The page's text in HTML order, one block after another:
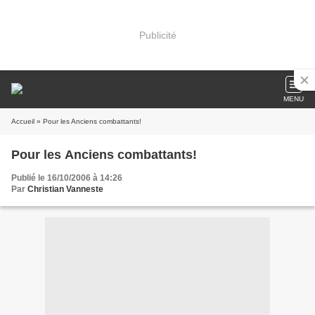
Publicité
MENU
Accueil » Pour les Anciens combattants!
Pour les Anciens combattants!
Publié le 16/10/2006 à 14:26
Par Christian Vanneste